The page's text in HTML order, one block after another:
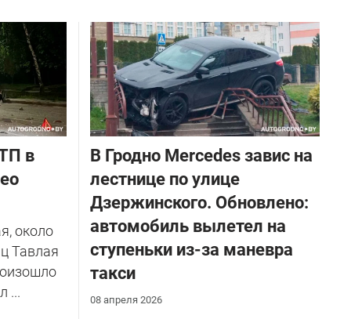
в
около
Тавлая
...
В Гродно Mercedes завис на
лестнице по улице
Дзержинского. Обновлено:
автомобиль вылетел на
ступеньки из-за маневра
такси
08 апреля 2026